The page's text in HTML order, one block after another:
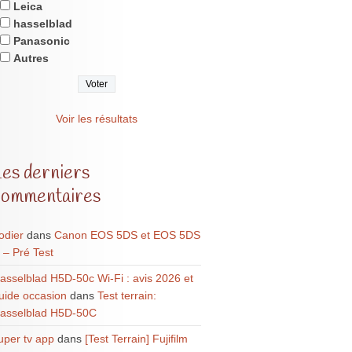
Leica
hasselblad
Panasonic
Autres
Voir les résultats
derniers
dans Canon EOS 5DS et EOS 5DS
– Pré Test
H5D-50c Wi-Fi : avis 2026 et
occasion dans Test terrain:
H5D-50C
tv appdans [Test Terrain] Fujifilm